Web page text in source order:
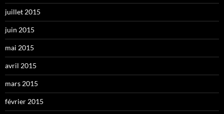
juillet 2015
juin 2015
mai 2015
avril 2015
mars 2015
février 2015